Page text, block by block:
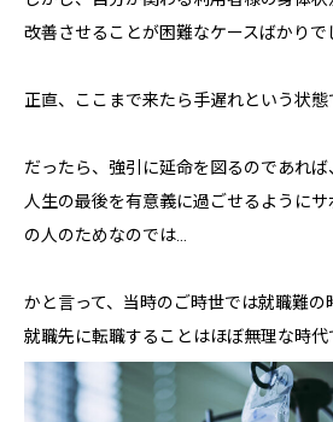
改善させることが困難なケースばかりで
正直、ここまで来たら手遅れという状態
だったら、強引に延命を図るのであれ
人生の最後を有意義に過ごせるように
の人のためなのでは…
かと言って、当時のご時世では就職難の
就職先に転職することはほぼ無理な時代